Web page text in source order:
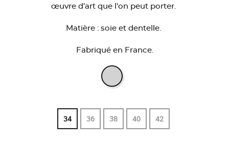
œuvre d'art que l'on peut porter.
Matière : soie et dentelle.
Fabriqué en France.
34 36 38 40 42